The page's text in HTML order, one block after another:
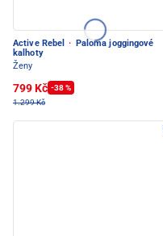
Active Rebel ·
Paloma joggingové
kalhoty
Ženy
799 Kč -38 %
1.299 Kč